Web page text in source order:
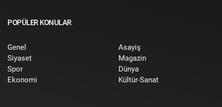
POPÜLER KONULAR
Genel
Siyaset
Spor
Ekonomi
Asayiş
Magazin
Dünya
Kültür-Sanat